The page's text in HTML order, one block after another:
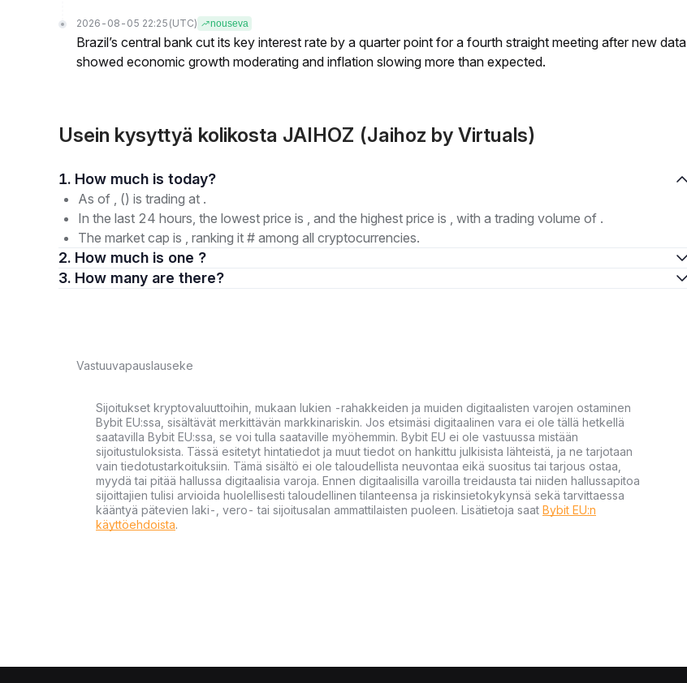
2026-08-05 22:25 (UTC) nouseva
Brazil’s central bank cut its key interest rate by a quarter point for a fourth straight meeting after new data
showed economic growth moderating and inflation slowing more than expected.
Usein kysyttyä kolikosta JAIHOZ (Jaihoz by Virtuals)
1. How much is today?
As of , () is trading at .
In the last 24 hours, the lowest price is , and the highest price is , with a trading volume of .
The market cap is , ranking it # among all cryptocurrencies.
2. How much is one ?
3. How many are there?
Vastuuvapauslauseke
Sijoitukset kryptovaluuttoihin, mukaan lukien -rahakkeiden ja muiden digitaalisten varojen ostaminen
Bybit EU:ssa, sisältävät merkittävän markkinariskin. Jos etsimäsi digitaalinen vara ei ole tällä hetkellä
saatavilla Bybit EU:ssa, se voi tulla saataville myöhemmin. Bybit EU ei ole vastuussa mistään
sijoitustuloksista. Tässä esitetyt hintatiedot ja muut tiedot on hankittu julkisista lähteistä, ja ne tarjotaan
vain tiedotustarkoituksiin. Tämä sisältö ei ole taloudellista neuvontaa eikä suositus tai tarjous ostaa,
myydä tai pitää hallussa digitaalisia varoja. Ennen digitaalisilla varoilla treidausta tai niiden hallussapitoa
sijoittajien tulisi arvioida huolellisesti taloudellinen tilanteensa ja riskinsietokykynsä sekä tarvittaessa
kääntyä pätevien laki-, vero- tai sijoitusalan ammattilaisten puoleen. Lisätietoja saat Bybit EU:n
käyttöehdoista.